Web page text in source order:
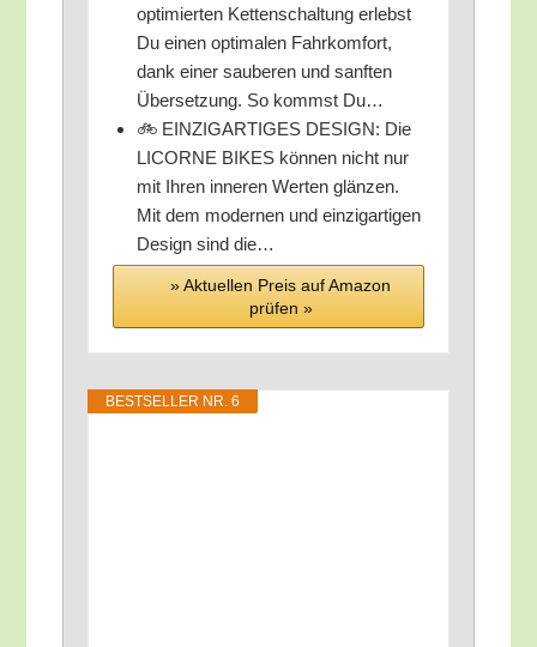
opti­mier­ten Ket­ten­schal­tung erlebst
Du einen opti­ma­len Fahr­kom­fort,
dank einer sau­be­ren und sanf­ten
Über­set­zung. So kommst Du…
🚲 EINZIGARTIGES DESIGN: Die
LICORNE BIKES kön­nen nicht nur
mit Ihren inne­ren Wer­ten glän­zen.
Mit dem moder­nen und ein­zig­ar­ti­gen
Design sind die…
» Aktu­el­len Preis auf Ama­zon
prü­fen »
BEST­SEL­LER NR. 6